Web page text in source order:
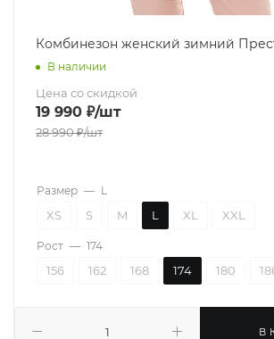
Комбинезон женский зимний
В наличии
Цена со скидкой
19 990 ₽/шт
28 990₽/шт
В
Размер — L
XS S M L XL XXL
Рост — 174
156 162 168 174 180